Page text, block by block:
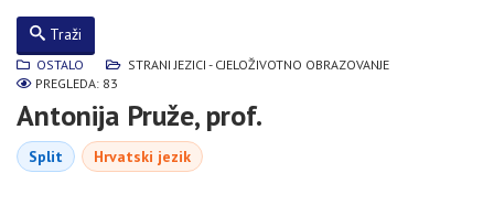
Traži
OSTALO
STRANI JEZICI - CJELOŽIVOTNO OBRAZOVANJE
PREGLEDA: 83
Antonija Pruže, prof.
Split Hrvatski jezik